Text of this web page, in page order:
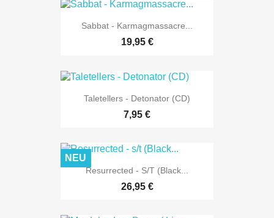
Sabbat - Karmagmassacre...
19,95 €
Taletellers - Detonator (CD)
7,95 €
Resurrected - S/t (Black...
26,95 €
NEU